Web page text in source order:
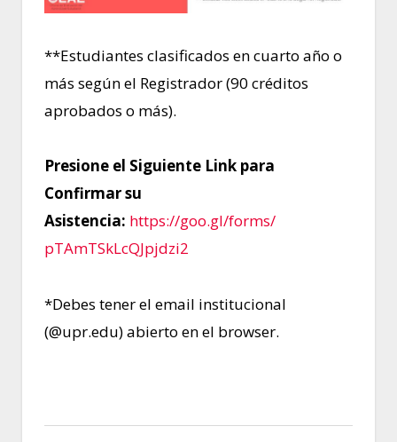
**Estudiantes clasificados en cuarto año o
más según el Registrador (90 créditos
aprobados o más).
Presione el Siguiente Link para
Confirmar su
Asistencia: https://goo.gl/forms/
pTAmTSkLcQJpjdzi2
*Debes tener el email institucional
(@upr.edu) abierto en el browser.